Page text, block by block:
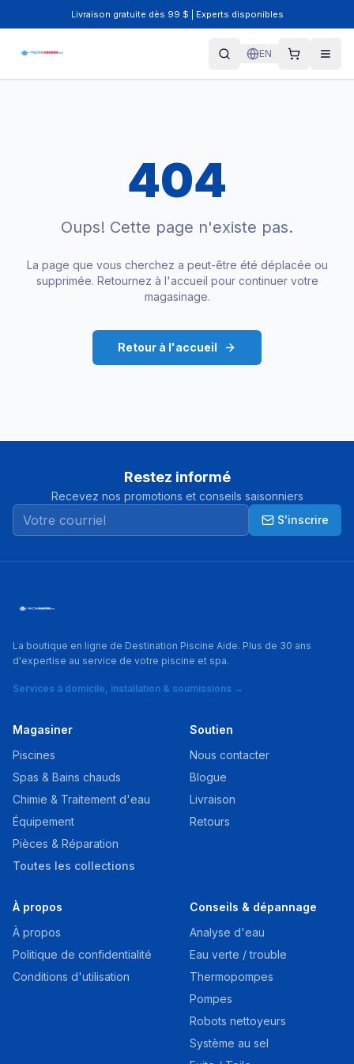
Livraison gratuite dès 99 $ | Experts disponibles
EN
404
Oups! Cette page n'existe pas.
La page que vous cherchez a peut-être été déplacée ou
supprimée. Retournez à l'accueil pour continuer votre
magasinage.
Retour à l'accueil
Restez informé
Recevez nos promotions et conseils saisonniers
S'inscrire
La boutique en ligne de Destination Piscine Aide. Plus de 30 ans
d'expertise au service de votre piscine et spa.
Services à domicile, installation & soumissions →
Magasiner
Piscines
Spas & Bains chauds
Chimie & Traitement d'eau
Équipement
Pièces & Réparation
Toutes les collections
Soutien
Nous contacter
Blogue
Livraison
Retours
À propos
À propos
Politique de confidentialité
Conditions d'utilisation
Conseils & dépannage
Analyse d'eau
Eau verte / trouble
Thermopompes
Pompes
Robots nettoyeurs
Système au sel